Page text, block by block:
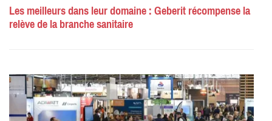
Les meilleurs dans leur domaine : Geberit récompense la
relève de la branche sanitaire